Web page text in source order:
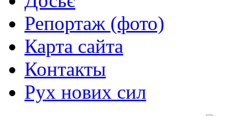
Репортаж (фото)
Карта сайта
Контакты
Рух нових сил